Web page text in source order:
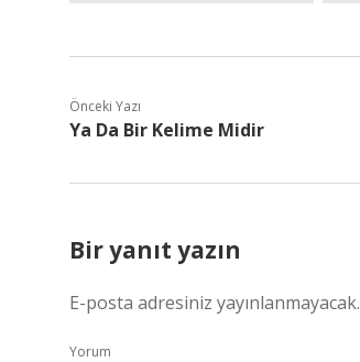
Önceki Yazı
Ya Da Bir Kelime Midir
Bir yanıt yazın
E-posta adresiniz yayınlanmayacak.
Yorum